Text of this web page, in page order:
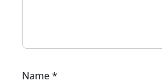
Name*